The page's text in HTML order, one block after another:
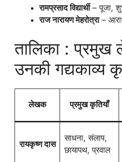
रामप्रसाद विद्यार्थी– पूजा,
राज नारायण मेहरोत्रा–
तालिका :
उनकी गद्यकाव्य
लेखक प्रमुख कृतियाँ
रायकृष्ण दास
साधना, संलाप,
छायापथ, प्रवाल